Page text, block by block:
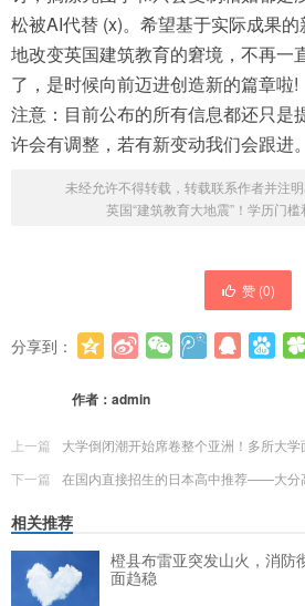
松被AI代替 (x)。希望基于实际成果
地改变英国建筑教育的窘境，不再一
了，是时候向前迈进创造新的篇章啦!
注意：目前公布的所有信息都还只是
许会有调整，若有新变动我们会跟进。
未经允许不得转载，转载联系作者并注明
英国“建筑教育大地震”！学历门槛
赞 (0)
分享到：
作者： admin
上一篇
大学倒闭潮开始席卷整个亚洲！多所大学
下一篇
在国内直接招生的日本高中推荐——大分
相关推荐
橙县布雷亚突发山火，消防
面趋稳